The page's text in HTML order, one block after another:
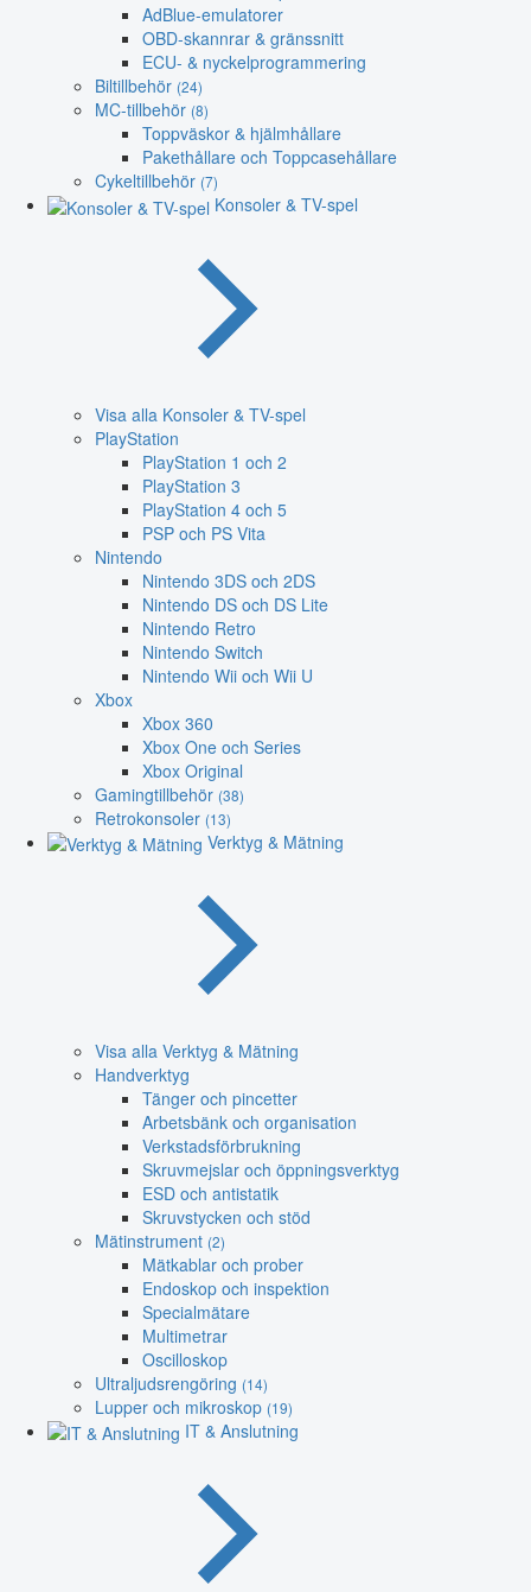
AdBlue-emulatorer
OBD-skannrar & gränssnitt
ECU- & nyckelprogrammering
Biltillbehör (24)
MC-tillbehör (8)
Toppväskor & hjälmhållare
Pakethållare och Toppcasehållare
Cykeltillbehör (7)
Konsoler & TV-spel
Visa alla Konsoler & TV-spel
PlayStation
PlayStation 1 och 2
PlayStation 3
PlayStation 4 och 5
PSP och PS Vita
Nintendo
Nintendo 3DS och 2DS
Nintendo DS och DS Lite
Nintendo Retro
Nintendo Switch
Nintendo Wii och Wii U
Xbox
Xbox 360
Xbox One och Series
Xbox Original
Gamingtillbehör (38)
Retrokonsoler (13)
Verktyg & Mätning
Visa alla Verktyg & Mätning
Handverktyg
Tänger och pincetter
Arbetsbänk och organisation
Verkstadsförbrukning
Skruvmejslar och öppningsverktyg
ESD och antistatik
Skruvstycken och stöd
Mätinstrument (2)
Mätkablar och prober
Endoskop och inspektion
Specialmätare
Multimetrar
Oscilloskop
Ultraljudsrengöring (14)
Lupper och mikroskop (19)
IT & Anslutning